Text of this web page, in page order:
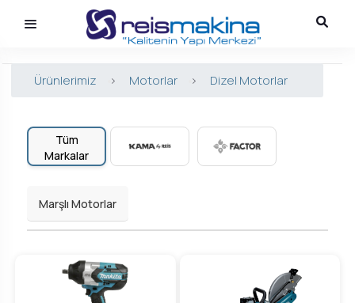
Ürünlerimiz > Motorlar > Dizel Motorlar
Tüm
Markalar
Marşlı Motorlar